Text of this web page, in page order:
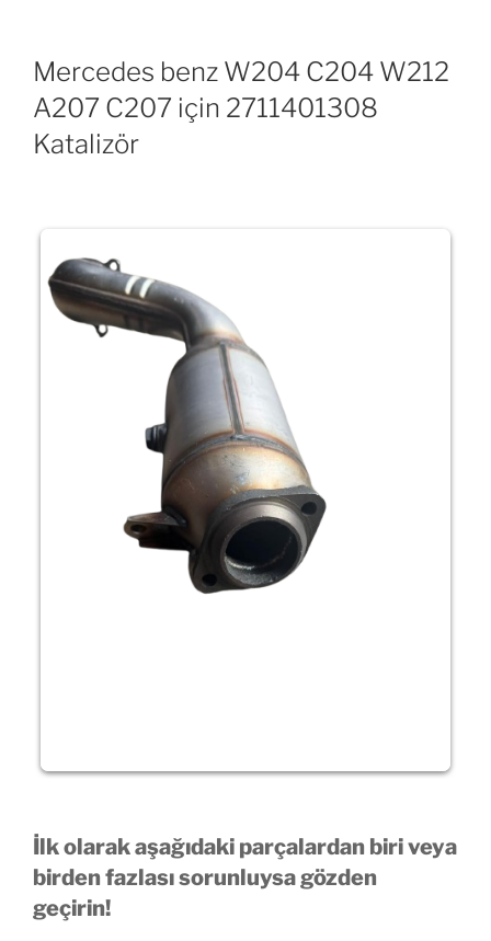
Mercedes benz W204 C204 W212
A207 C207 için 2711401308
Katalizör
İlk olarak aşağıdaki parçalardan biri veya
birden fazlası sorunluysa gözden
geçirin!